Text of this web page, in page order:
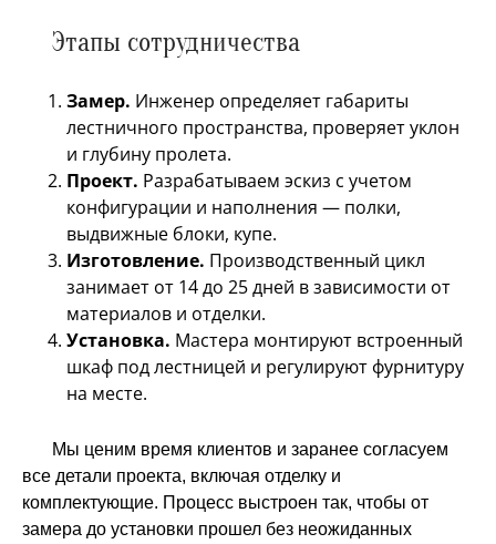
Этапы сотрудничества
Замер. Инженер определяет габариты
лестничного пространства, проверяет уклон
и глубину пролета.
Проект. Разрабатываем эскиз с учетом
конфигурации и наполнения — полки,
выдвижные блоки, купе.
Изготовление. Производственный цикл
занимает от 14 до 25 дней в зависимости от
материалов и отделки.
Установка. Мастера монтируют встроенный
шкаф под лестницей и регулируют фурнитуру
на месте.
Мы ценим время клиентов и заранее согласуем
все детали проекта, включая отделку и
комплектующие. Процесс выстроен так, чтобы от
замера до установки прошел без неожиданных